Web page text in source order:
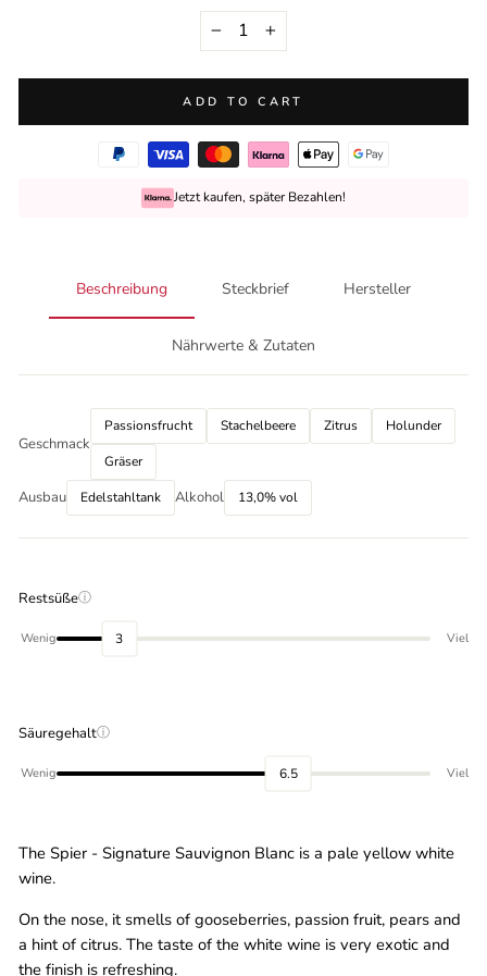
+
ADD TO CART
Jetzt kaufen, später Bezahlen!
Beschreibung Steckbrief Hersteller
Nährwerte & Zutaten
Geschmack
Passionsfrucht Stachelbeere Zitrus Holunder
Gräser
Ausbau Edelstahltank Alkohol 13,0% vol
Restsüßeⓘ
Wenig 3 Viel
Säuregehaltⓘ
Wenig 6.5 Viel
The Spier - Signature Sauvignon Blanc is a pale yellow white
wine.
On the nose, it smells of gooseberries, passion fruit, pears and
a hint of citrus. The taste of the white wine is very exotic and
the finish is refreshing.